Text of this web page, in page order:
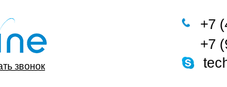
звонок
+7
+7